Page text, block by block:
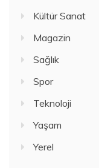
Kültür Sanat
Magazin
Sağlık
Spor
Teknoloji
Yaşam
Yerel